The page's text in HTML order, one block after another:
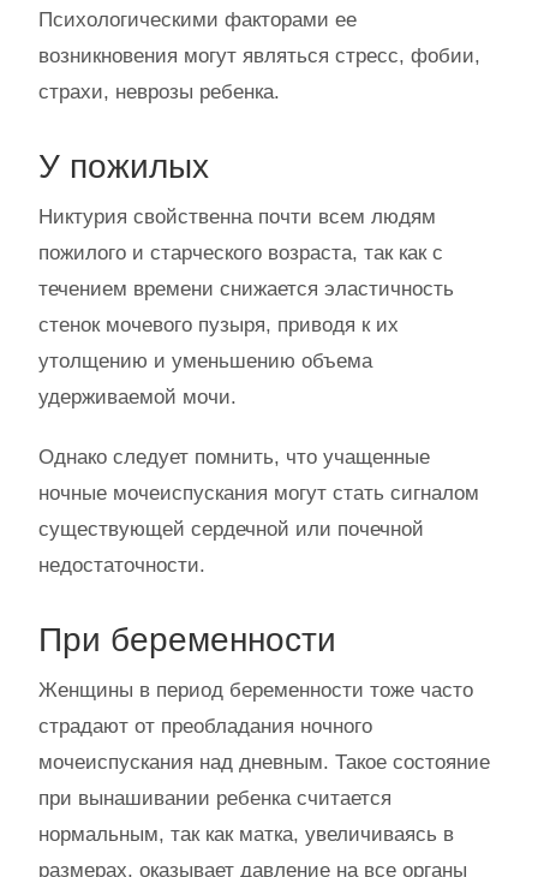
Психологическими факторами ее
возникновения могут являться стресс, фобии,
страхи, неврозы ребенка.
У пожилых
Никтурия свойственна почти всем людям
пожилого и старческого возраста, так как с
течением времени снижается эластичность
стенок мочевого пузыря, приводя к их
утолщению и уменьшению объема
удерживаемой мочи.
Однако следует помнить, что учащенные
ночные мочеиспускания могут стать сигналом
существующей сердечной или почечной
недостаточности.
При беременности
Женщины в период беременности тоже часто
страдают от преобладания ночного
мочеиспускания над дневным. Такое состояние
при вынашивании ребенка считается
нормальным, так как матка, увеличиваясь в
размерах, оказывает давление на все органы